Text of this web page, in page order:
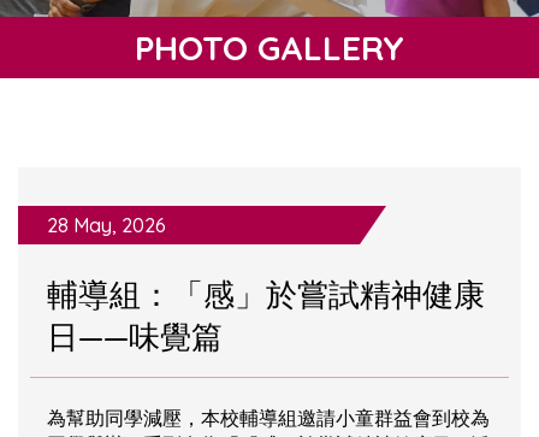
PHOTO GALLERY
28 May, 2026
輔導組：「感」於嘗試精神健康
日——味覺篇
為幫助同學減壓，本校輔導組邀請小童群益會到校為